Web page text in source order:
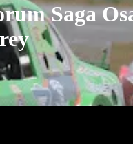
Saga